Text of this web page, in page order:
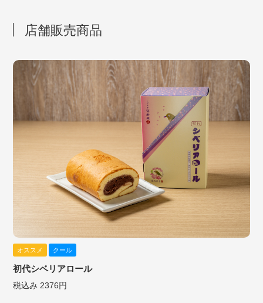
店舗販売商品
オススメ クール
初代シベリアロール
税込み 2376円